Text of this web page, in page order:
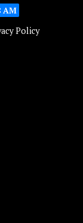
AM
Policy